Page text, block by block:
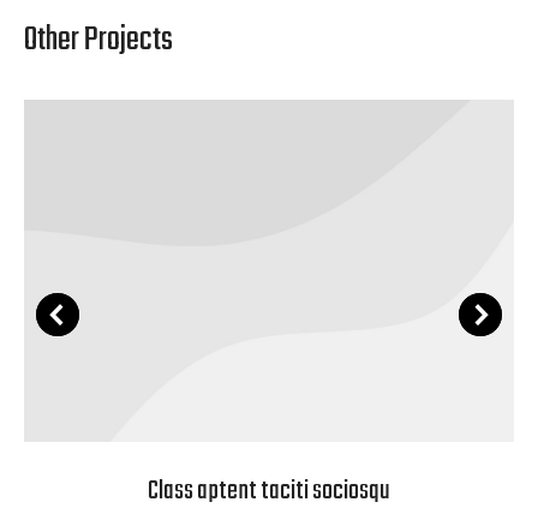
Other Projects
Class aptent taciti sociosqu